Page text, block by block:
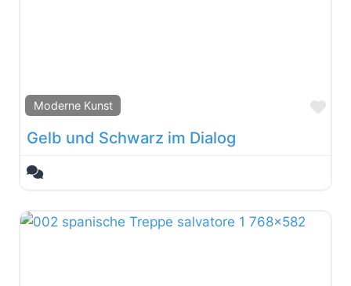
Moderne Kunst
Gelb und Schwarz im Dialog